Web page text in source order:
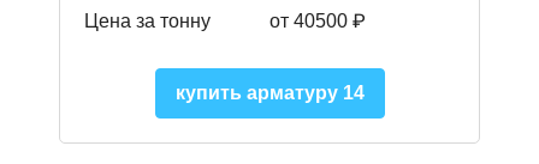
Цена за тонну от 40500 ₽
купить арматуру 14